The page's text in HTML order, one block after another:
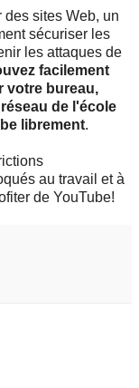
sites Web, un
sécuriser les
les attaques de
facilement
votre bureau,
de l'école
librement.
au travail et à
de YouTube!